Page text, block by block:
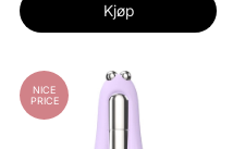
Kjøp
NICE
PRICE